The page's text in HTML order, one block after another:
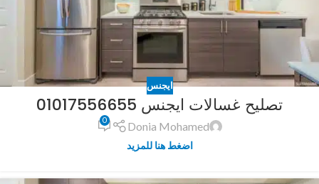
ايجنس
تصليح غسالات ايجنس 01017556655
Donia Mohamed
0
اضغط هنا للمزيد